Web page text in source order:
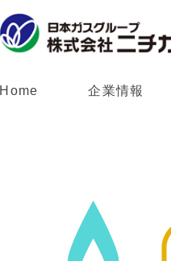
Home 企業情報